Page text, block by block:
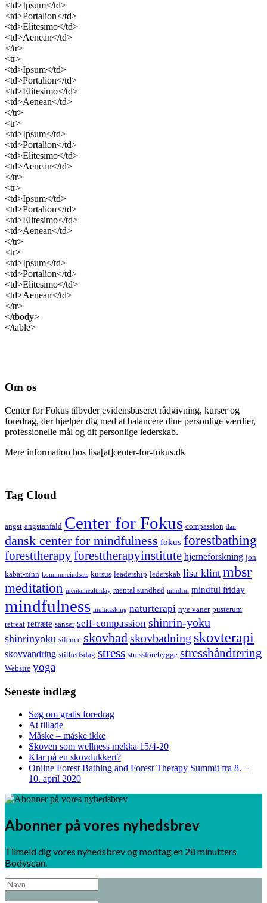
<td>Ipsum</td>
<td>Portalion</td>
<td>Elitesimo</td>
<td>Aenean</td>
</tr>
<tr>
<td>Ipsum</td>
<td>Portalion</td>
<td>Elitesimo</td>
<td>Aenean</td>
</tr>
<tr>
<td>Ipsum</td>
<td>Portalion</td>
<td>Elitesimo</td>
<td>Aenean</td>
</tr>
<tr>
<td>Ipsum</td>
<td>Portalion</td>
<td>Elitesimo</td>
<td>Aenean</td>
</tr>
<tr>
<td>Ipsum</td>
<td>Portalion</td>
<td>Elitesimo</td>
<td>Aenean</td>
</tr>
</tbody>
</table>
Om os
Center for Fokus tilbyder evidensbaseret rådgivning, kurser og
foredrag, der hjælper dig med at balancere dine personlige værdier,
professionelle mål og dit personlige lederskab.
Mere information hos lisa[at]center-for-fokus.dk
Tag Cloud
angst angstanfald Center for Fokus compassion dan
dansk center for mindfulness fokus forestbathing
foresttherapyforesttherapyinstitute hjerneforskning jon
kabat-zinn kommuneindsats kursus leadership lederskab lisa klint mbsr
meditation mentalhealthday mental sundhed mindful mindful friday
mindfulness multitasking naturterapi nye vaner pusterum
retreat retræte sanser self-compassion shinrin-yoku
shinrinyoku silence skovbadskovbadning skovterapi
skovvandring stilhedsdag stress stressforebygge stresshåndtering
Website yoga
Seneste indlæg
Søg om gratis foredrag
At tillade
Måske – måske ikke
Skoven som wellness mekka 15/4-20
Klar på en skovdukkert?
Online Forest Bathing and Forest Therapy Summit fra 8. –
10. april 2020
Abonner på vores nyhedsbrev
Tilmeld dig vores nyhedsbrev og modtag en 28 minutters
Bodyscan.